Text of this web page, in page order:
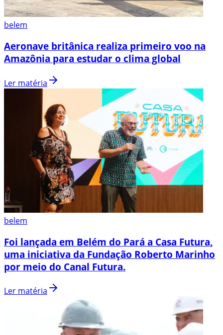
belem
Aeronave britânica realiza primeiro voo na
Amazônia para estudar o clima global
Ler matéria
belem
Foi lançada em Belém do Pará a Casa Futura,
uma iniciativa da Fundação Roberto Marinho
por meio do Canal Futura.
Ler matéria